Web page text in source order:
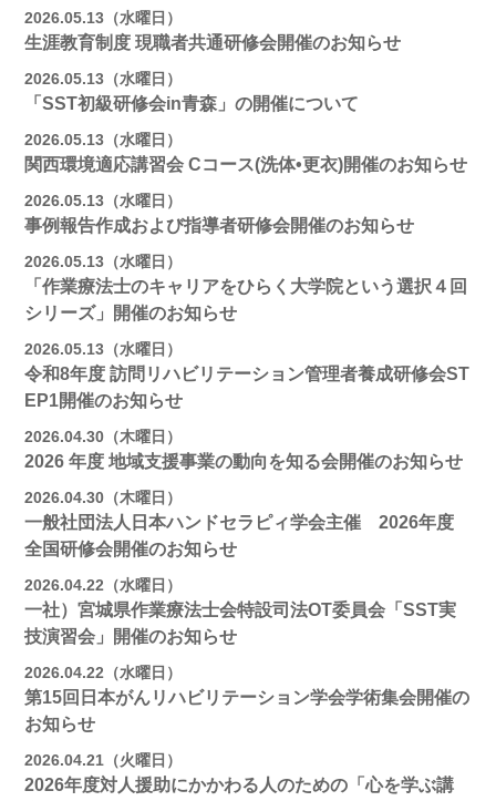
2026.05.13（水曜日）
生涯教育制度 現職者共通研修会開催のお知らせ
2026.05.13（水曜日）
「SST初級研修会in青森」の開催について
2026.05.13（水曜日）
関西環境適応講習会 Cコース(洗体•更衣)開催のお知らせ
2026.05.13（水曜日）
事例報告作成および指導者研修会開催のお知らせ
2026.05.13（水曜日）
「作業療法士のキャリアをひらく大学院という選択４回
シリーズ」開催のお知らせ
2026.05.13（水曜日）
令和8年度 訪問リハビリテーション管理者養成研修会ST
EP1開催のお知らせ
2026.04.30（木曜日）
2026 年度 地域支援事業の動向を知る会開催のお知らせ
2026.04.30（木曜日）
一般社団法人日本ハンドセラピィ学会主催 2026年度
全国研修会開催のお知らせ
2026.04.22（水曜日）
一社）宮城県作業療法士会特設司法OT委員会「SST実
技演習会」開催のお知らせ
2026.04.22（水曜日）
第15回日本がんリハビリテーション学会学術集会開催の
お知らせ
2026.04.21（火曜日）
2026年度対人援助にかかわる人のための「心を学ぶ講